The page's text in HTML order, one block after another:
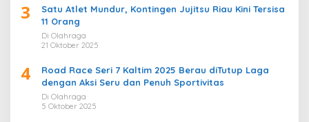
3
Satu Atlet Mundur, Kontingen Jujitsu Riau Kini Tersisa
11 Orang
Di Olahraga
21 Oktober 2025
4
Road Race Seri 7 Kaltim 2025 Berau diTutup Laga
dengan Aksi Seru dan Penuh Sportivitas
Di Olahraga
5 Oktober 2025